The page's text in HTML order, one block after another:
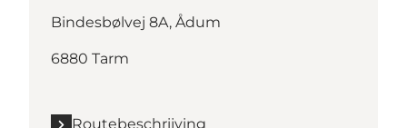
Bindesbølvej 8A, Ådum
6880 Tarm
Routebeschrijving